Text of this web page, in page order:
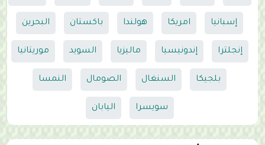
إسبانيا امريكا هولندا باكستان البحرين
إنجلترا إندونيسيا ماليزيا السويد موريتانيا
بلجيكا السنغال الصومال النمسا
سويسرا اليابان